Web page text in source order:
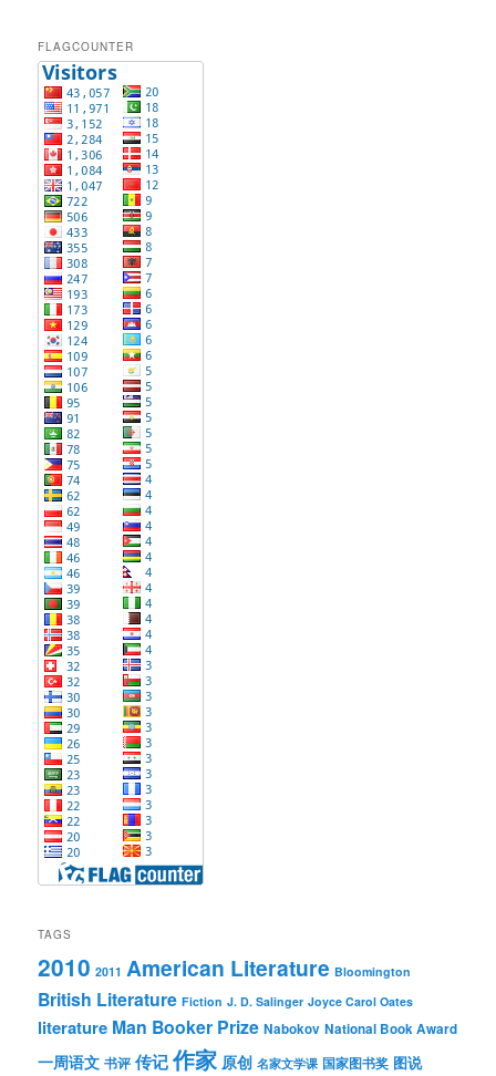
FLAGCOUNTER
TAGS
2010 2011 American Literature Bloomington
British Literature Fiction J. D. Salinger Joyce Carol Oates
literature Man Booker Prize Nabokov National Book Award
一周语文 书评 传记作家 原创 名家文学课 国家图书奖 图说